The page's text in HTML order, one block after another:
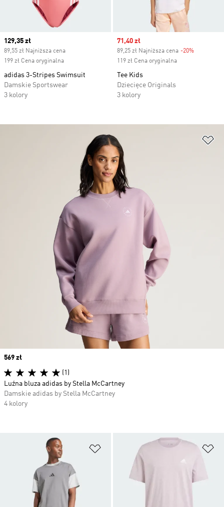
Current price
129,35 zł
89,55 zł Najniższa cena
199 zł Cena oryginalna
adidas 3-Stripes Swimsuit
Damskie Sportswear
3 kolory
Sale price
71,40 zł
89,25 zł Najniższa cena -20%
119 zł Cena oryginalna
Tee Kids
Dziecięce Originals
3 kolory
Dodaj do listy życzeń
Price
569 zł
(1)
Luźna bluza adidas by Stella McCartney
Damskie adidas by Stella McCartney
4 kolory